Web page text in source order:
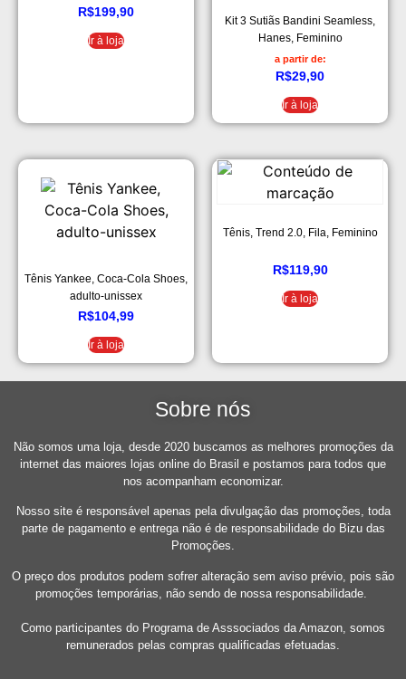
R$199,90
Ir à loja
Kit 3 Sutiãs Bandini Seamless,
Hanes, Feminino
a partir de:
R$29,90
Ir à loja
Tênis Yankee, Coca-Cola Shoes,
adulto-unissex
R$104,99
Ir à loja
Tênis, Trend 2.0, Fila, Feminino
R$119,90
Ir à loja
Sobre nós
Não somos uma loja, desde 2020 buscamos as melhores promoções da
internet das maiores lojas online do Brasil e postamos para todos que
nos acompanham economizar.
Nosso site é responsável apenas pela divulgação das promoções, toda
parte de pagamento e entrega não é de responsabilidade do Bizu das
Promoções.
O preço dos produtos podem sofrer alteração sem aviso prévio, pois são
promoções temporárias, não sendo de nossa responsabilidade.
Como participantes do Programa de Asssociados da Amazon, somos
remunerados pelas compras qualificadas efetuadas.